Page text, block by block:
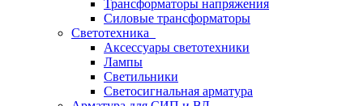
Трансформаторы напряжения
Силовые трансформаторы
Светотехника
Аксессуары светотехники
Лампы
Светильники
Светосигнальная арматура